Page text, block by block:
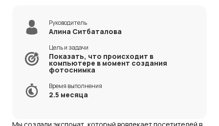
Руководитель
Алина Ситбаталова
Цель и задачи
Показать, что происходит в
компьютере в момент создания
фотоснимка
Время выполнения
2.5 месяца
Мы создали экспонат, который вовлекает посетителей в